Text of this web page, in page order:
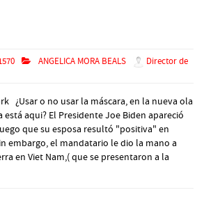
ANGELICA MORA BEALS
Director de
¿Usar o no usar la máscara, en la nueva ola
está aqui? El Presidente Joe Biden apareció
que su esposa resultó "positiva" en
embargo, el mandatario le dio la mano a
en Viet Nam,( que se presentaron a la